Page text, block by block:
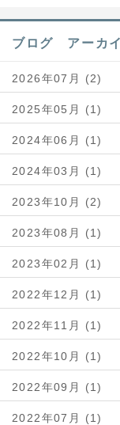
ブログ アーカ
2026年07月 (2)
2025年05月 (1)
2024年06月 (1)
2024年03月 (1)
2023年10月 (2)
2023年08月 (1)
2023年02月 (1)
2022年12月 (1)
2022年11月 (1)
2022年10月 (1)
2022年09月 (1)
2022年07月 (1)